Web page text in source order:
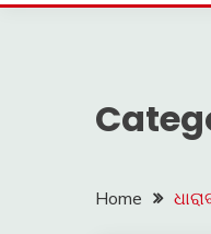
Home